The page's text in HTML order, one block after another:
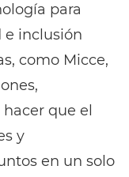
para
inclusión
como Micce,
que el
y
en un solo